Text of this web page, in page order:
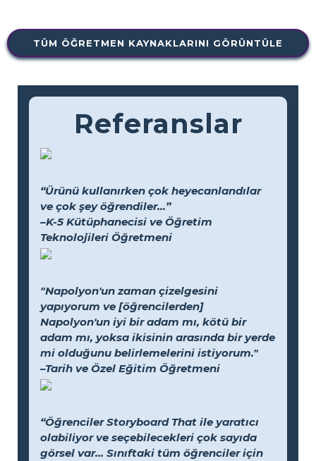
TÜM ÖĞRETMEN KAYNAKLARINI GÖRÜNTÜLE
Referanslar
“Ürünü kullanırken çok heyecanlandılar
ve çok şey öğrendiler...”
–K-5 Kütüphanecisi ve Öğretim
Teknolojileri Öğretmeni
"Napolyon'un zaman çizelgesini
yapıyorum ve [öğrencilerden]
Napolyon'un iyi bir adam mı, kötü bir
adam mı, yoksa ikisinin arasında bir yerde
mi olduğunu belirlemelerini istiyorum."
–Tarih ve Özel Eğitim Öğretmeni
“Öğrenciler Storyboard That ile yaratıcı
olabiliyor ve seçebilecekleri çok sayıda
görsel var... Sınıftaki tüm öğrenciler için